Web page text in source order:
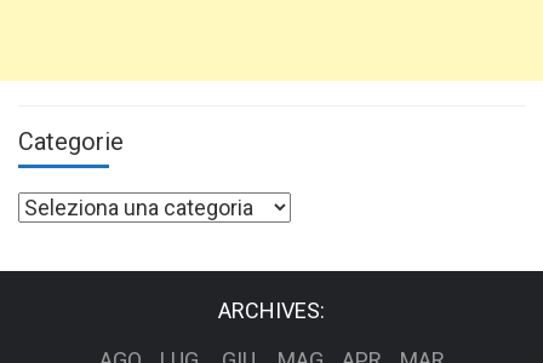
Categorie
Categorie
ARCHIVES: